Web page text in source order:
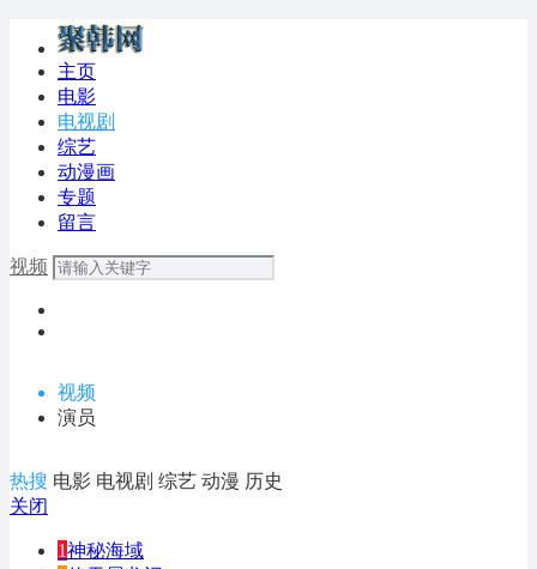
主页
电影
电视剧
综艺
动漫画
专题
留言
视频
视频
演员
热搜 电影 电视剧 综艺 动漫 历史
关闭
1神秘海域